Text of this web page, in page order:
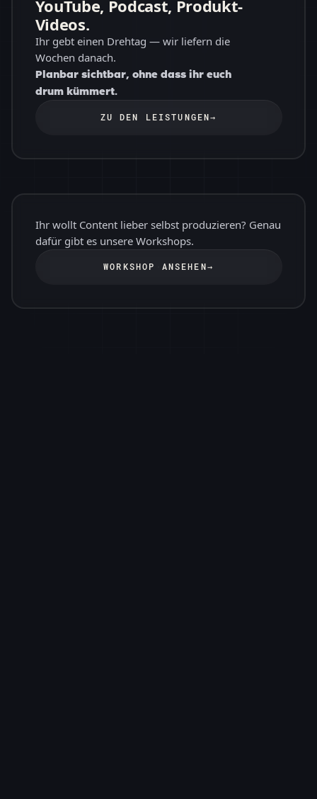
YouTube, Podcast, Produkt-
Videos.
Ihr gebt einen Drehtag — wir liefern die
Wochen danach.
Planbar sichtbar, ohne dass ihr euch
drum kümmert.
ZU DEN LEISTUNGEN→
Ihr wollt Content lieber selbst produzieren? Genau
dafür gibt es unsere Workshops.
WORKSHOP ANSEHEN →